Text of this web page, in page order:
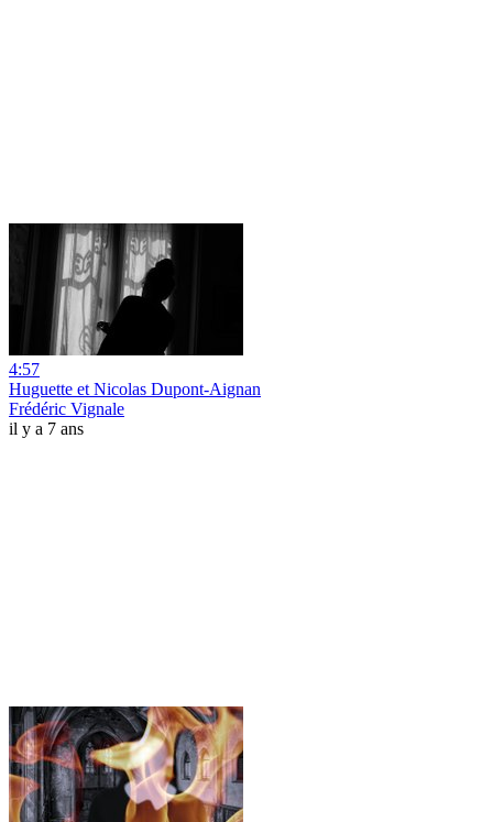
4:57
Huguette et Nicolas Dupont-Aignan
Frédéric Vignale
il y a 7 ans